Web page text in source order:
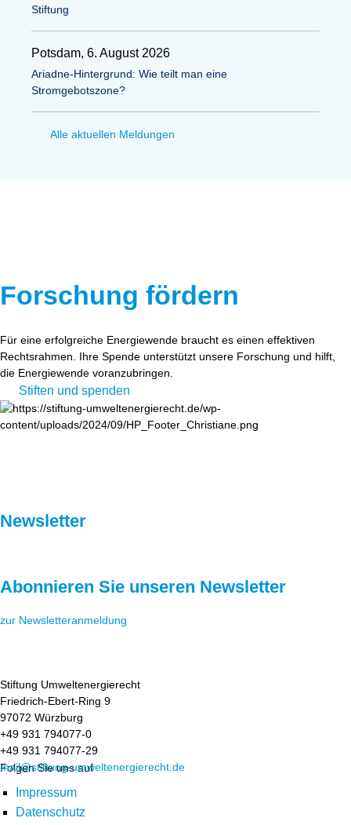
Stiftung
Potsdam, 6. August 2026
Ariadne-Hintergrund: Wie teilt man eine
Stromgebotszone?
Alle aktuellen Meldungen
Forschung fördern
Für eine erfolgreiche Energiewende braucht es einen effektiven
Rechtsrahmen. Ihre Spende unterstützt unsere Forschung und hilft,
die Energiewende voranzubringen.
Stiften und spenden
Newsletter
Abonnieren Sie unseren Newsletter
zur Newsletteranmeldung
Stiftung Umweltenergierecht
Friedrich-Ebert-Ring 9
97072 Würzburg
+49 931 794077-0
+49 931 794077-29
mail@stiftung-umweltenergierecht.de
Folgen Sie uns auf
Impressum
Datenschutz